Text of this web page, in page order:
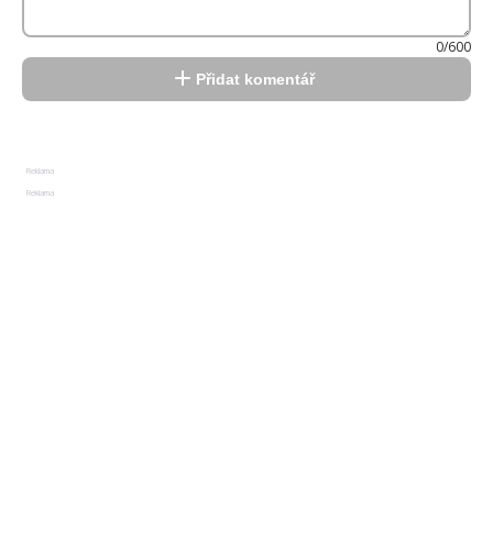
0/600
Přidat komentář
Reklama
Reklama